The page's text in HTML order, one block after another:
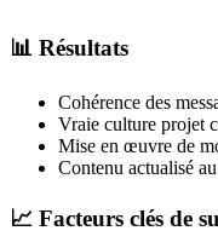
📊 Résultats
Cohérence des
Vraie culture projet
Mise en œuvre de
Contenu actualisé
📈 Facteurs clés de